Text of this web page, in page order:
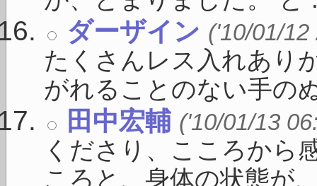
ダーザイン ('10/01/12
たくさんレス入れあり
がれることのない手の
田中宏輔 ('10/01/13
くださり、こころから
ころと、身体の状態が